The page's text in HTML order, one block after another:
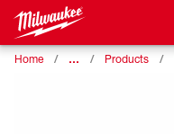
Home … Products